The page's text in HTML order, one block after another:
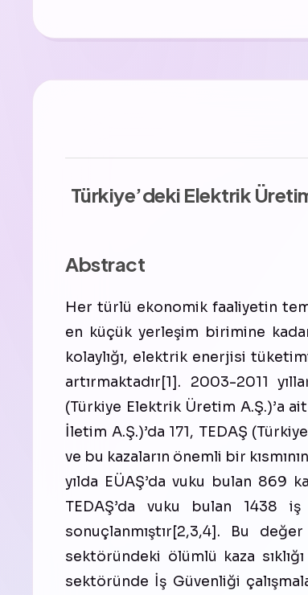
Türkiye’deki Elektrik
Abstract
Her türlü ekonomik faaliyetin
en küçük yerleşim birimine
kolaylığı, elektrik enerjisi
artırmaktadır[1]. 2003-2011
(Türkiye Elektrik Üretim A.Ş.)’a
İletim A.Ş.)’da 171, TEDAŞ
ve bu kazaların önemli bir
yılda EÜAŞ’da vuku bulan 869
TEDAŞ’da vuku bulan 1438
sonuçlanmıştır[2,3,4]. Bu
sektöründeki ölümlü kaza
sektöründe İş Güvenliği